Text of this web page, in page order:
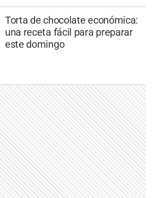
Torta de chocolate económica:
una receta fácil para preparar
este domingo